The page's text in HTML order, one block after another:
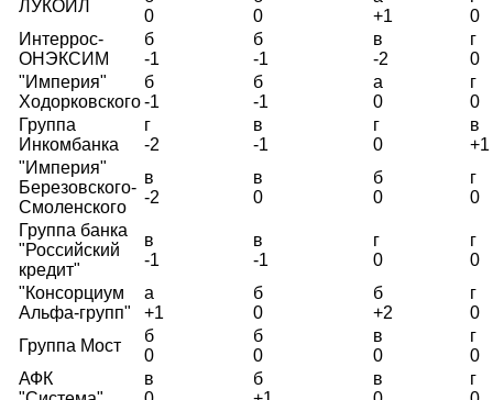
ЛУКОЙЛ
0
0
+1
0
Интеррос-
ОНЭКСИМ
б
-1
б
-1
в
-2
г
0
"Империя"
Ходорковского
б
-1
б
-1
а
0
г
0
Группа
Инкомбанка
г
-2
в
-1
г
0
в
+1
"Империя"
Березовского-
Смоленского
в
-2
в
0
б
0
г
0
Группа банка
"Российский
кредит"
в
-1
в
-1
г
0
г
0
"Консорциум
Альфа-групп"
а
+1
б
0
б
+2
г
0
Группа Мост
б
0
б
0
в
0
г
0
АФК
в
б
в
г